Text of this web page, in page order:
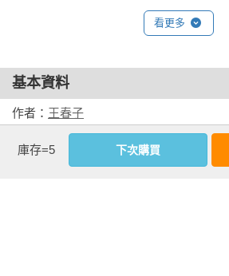
許雅琪（「畫丘」美術老師）
到回覆：可以去動物園看呀！網路上還是
到。原來「滅絕」一詞對孩子仍陌生。
導讀這本書時，孩子們彷彿成為長頸鹿的
朋友雲豹蹤影。後續創作以臺灣的建築
豹住在屋頂上有沒有不方便的地方？或
看更多
基本資料
作者： 王春子
遠流出版
城邦書號：A1201182
庫存=5 下次購買